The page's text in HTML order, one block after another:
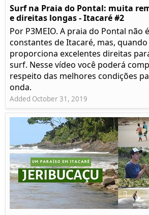
Surf na Praia do Pontal: muita
e direitas longas - Itacaré #2
Por P3MEIO. A praia do Pontal não
constantes de Itacaré, mas,
proporciona excelentes direitas
surf. Nesse vídeo você poderá
respeito das melhores condições
onda.
Added October 31, 2019